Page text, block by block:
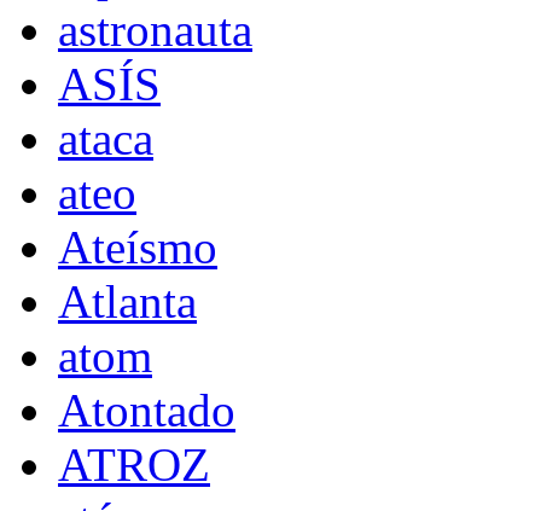
astronauta
ASÍS
ataca
ateo
Ateísmo
Atlanta
atom
Atontado
ATROZ